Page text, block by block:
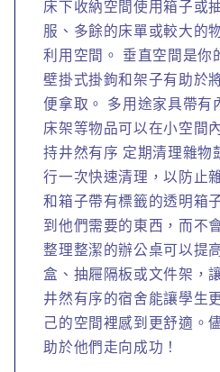
床下收納空間使用箱子或
服、多餘的床單或較大的
利用空間。 垂直空間是你
壁掛式掛鉤和架子有助於
便拿取。 多用途家具帶有
床架等物品可以在小空間
持井然有序 定期清理雜物
行一次快速清理，以防止
和箱子帶有標籤的透明箱
到他們需要的東西，而不
整理整潔的辦公桌可以提
盒、抽屜隔板或文件架，
井然有序的宿舍能讓學生
己的空間裡感到更舒適。
助於他們走向成功！